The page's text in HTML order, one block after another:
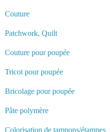
Couture
Patchwork, Quilt
Couture pour poupée
Tricot pour poupée
Bricolage pour poupée
Pâte polymère
Colorisation de tampons/étampes